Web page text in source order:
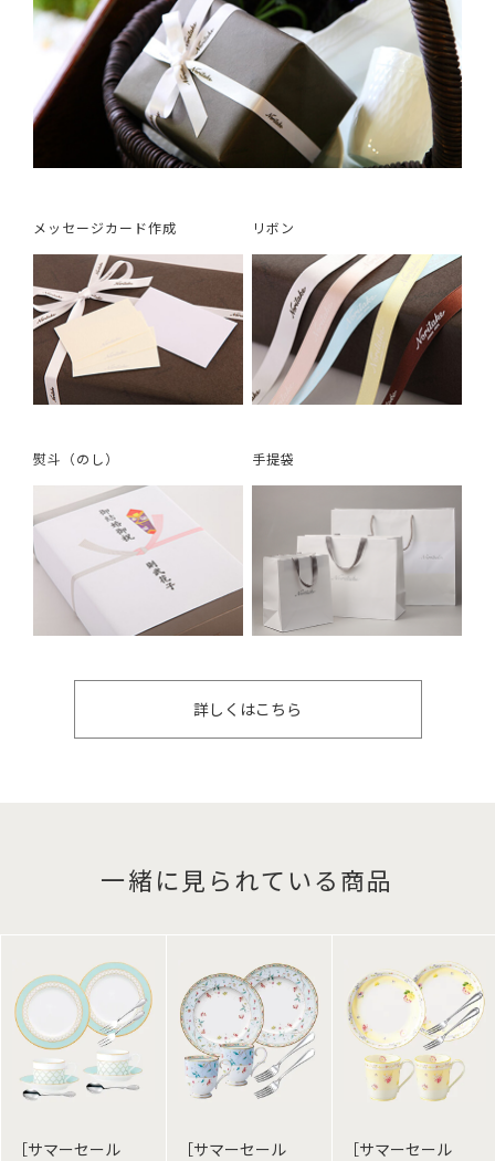
メッセージカード作成 リボン
熨斗（のし） 手提袋
詳しくはこちら
一緒に見られている商品
［サマーセール
［サマーセール
［サマーセール